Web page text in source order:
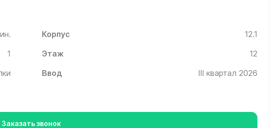
Корпус 12.1
1 Этаж
12
Ввод III квартал 2026
Заказать звонок